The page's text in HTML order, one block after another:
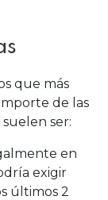
que más
de las
suelen ser:
en
exigir
últimos 2